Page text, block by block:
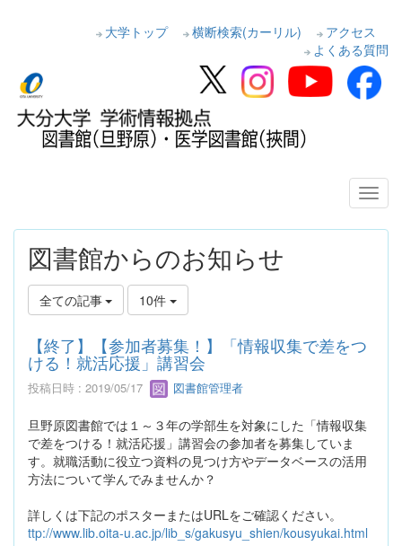
大学トップ 横断検索(カーリル)
アクセス
よくある質問
図書館からのお知らせ
全ての記事 10件
【終了】【参加者募集！】「情報収集で差をつ
ける！就活応援」講習会
投稿日時 : 2019/05/17 図書館管理者
旦野原図書館では１～３年の学部生を対象にした「情報収集
で差をつける！就活応援」講習会の参加者を募集していま
す。就職活動に役立つ資料の見つけ方やデータベースの活用
方法について学んでみませんか？
詳しくは下記のポスターまたはURLをご確認ください。
ttp://www.lib.oita-u.ac.jp/lib_s/gakusyu_shien/kousyukai.html